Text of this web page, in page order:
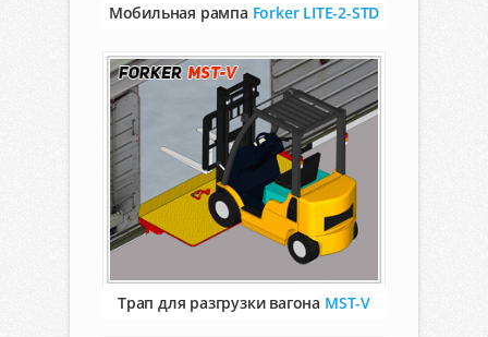
Мобильная рампа Forker LITE-2-STD
Трап для разгрузки вагона MST-V